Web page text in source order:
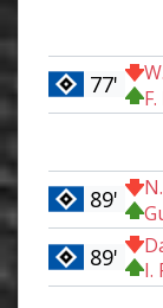
77'
89'
I.
89'